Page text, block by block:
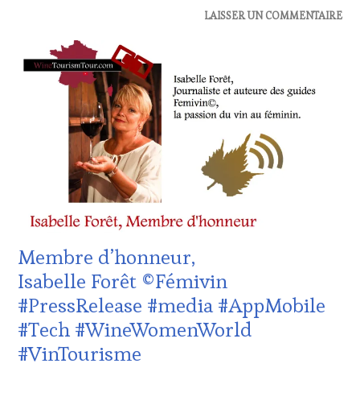
WINE
TASTING
TOURISME,
CLÉS
VIN
ET
DE
LA
HAUTE
GASTRONOMIE
FRANÇAISE,
LAISSER UN COMMENTAIRE
Membre d’honneur,
Isabelle Forêt ©Fémivin
#PressRelease #media #AppMobile
#Tech #WineWomenWorld
#VinTourisme